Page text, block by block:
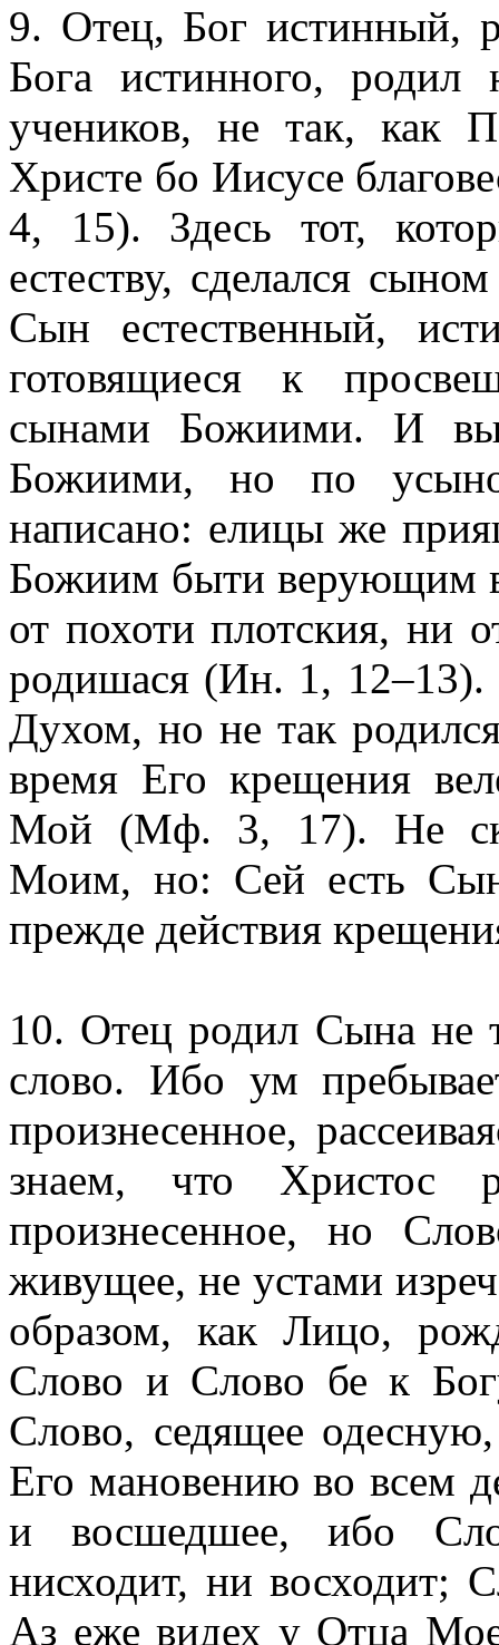
9. Отец, Бог истинный,
Бога истинного,
учеников, не так, как
Христе бо Иисусе
4, 15). Здесь тот,
естеству, сделался
Сын естественный,
готовящиеся к
сынами Божиими. И вы
Божиими, но по
написано: елицы же
Божиим быти верующим
от похоти плотския, ни
родишася (Ин. 1,
Духом, но не так
время Его крещения
Мой (Мф. 3, 17). Не
Моим, но: Сей есть
прежде действия
10. Отец родил Сына не
слово. Ибо ум
произнесенное,
знаем, что Христос
произнесенное, но
живущее, не устами
образом, как Лицо,
Слово и Слово бе к
Слово, седящее
Его мановению во всем
и восшедшее, ибо
нисходит, ни восходит;
Аз еже видех у Отца